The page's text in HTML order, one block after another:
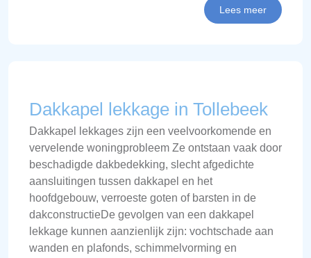
Lees meer
Dakkapel lekkage in Tollebeek
Dakkapel lekkages zijn een veelvoorkomende en
vervelende woningprobleem Ze ontstaan vaak door
beschadigde dakbedekking, slecht afgedichte
aansluitingen tussen dakkapel en het
hoofdgebouw, verroeste goten of barsten in de
dakconstructieDe gevolgen van een dakkapel
lekkage kunnen aanzienlijk zijn: vochtschade aan
wanden en plafonds, schimmelvorming en